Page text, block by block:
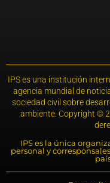
IPS es una institución
agencia mundial de
sociedad civil sobre
ambiente. Copyright ©
IPS es la única
personal y